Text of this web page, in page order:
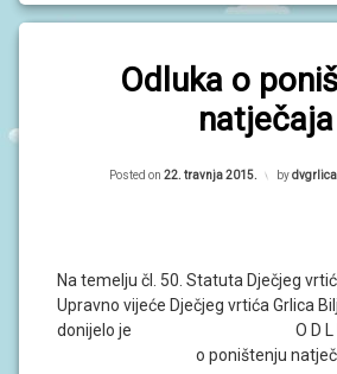
Odluka o
natječaja
Posted on 22. travnja 2015. bydvgrlica
Na temelju čl. 50. Statuta Dječjeg
Upravno vijeće Dječjeg vrtića Grlica
donijelo je O D L U
o poništenju